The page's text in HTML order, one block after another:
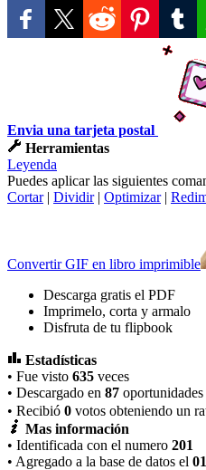
Envia una tarjeta postal
Herramientas
Leyenda
Puedes aplicar las siguientes
Cortar| Dividir| Optimizar|
Convertir GIF en libro imprimible
Descarga gratis el PDF
Imprimelo, corta y armalo
Disfruta de tu flipbook
Estadísticas
• Fue visto 635 veces
• Descargado en 87 oportunidades
• Recibió 0 votos obteniendo un
Mas información
• Identificada con el numero 201
• Agregado a la base de datos el